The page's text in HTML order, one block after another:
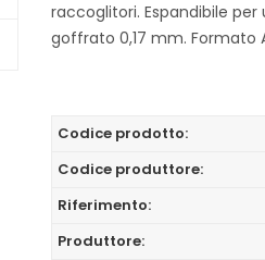
raccoglitori. Espandibile
goffrato 0,17 mm. Formato
Codice prodotto:
Codice produttore:
Riferimento:
Produttore: